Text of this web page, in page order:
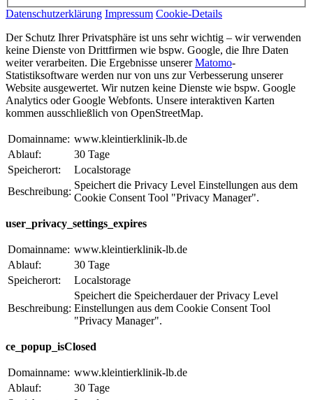
Datenschutzerklärung Impressum Cookie-Details
Der Schutz Ihrer Privatsphäre ist uns sehr wichtig – wir verwenden
keine Dienste von Drittfirmen wie bspw. Google, die Ihre Daten
weiter verarbeiten. Die Ergebnisse unsererMatomo-
Statistiksoftware werden nur von uns zur Verbesserung unserer
Website ausgewertet. Wir nutzen keine Dienste wie bspw. Google
Analytics oder Google Webfonts. Unsere interaktiven Karten
kommen ausschließlich von OpenStreetMap.
Domainname: www.kleintierklinik-lb.de
Ablauf:
30 Tage
Speicherort:
Localstorage
Beschreibung:
Speichert die Privacy Level Einstellungen aus dem
Cookie Consent Tool "Privacy Manager".
user_privacy_settings_expires
Domainname: www.kleintierklinik-lb.de
Ablauf:
30 Tage
Speicherort:
Localstorage
Beschreibung:
Speichert die Speicherdauer der Privacy Level
Einstellungen aus dem Cookie Consent Tool
"Privacy Manager".
ce_popup_isClosed
Domainname: www.kleintierklinik-lb.de
Ablauf:
30 Tage